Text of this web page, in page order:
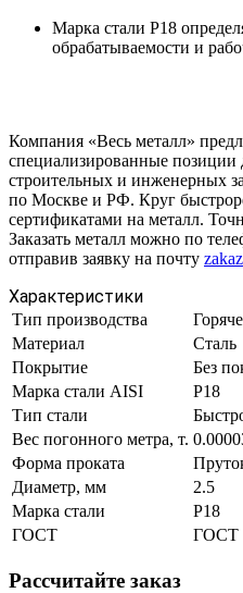
Марка стали Р18
обрабатываемости и
Компания «Весь металл»
специализированные позиции
строительных и инженерных
по Москве и РФ. Круг
сертификатами на металл.
Заказать металл можно по
отправив заявку на почту
Характеристики
Тип производства
Материал
Сталь
Покрытие
Без
Марка стали AISI
Р18
Тип стали
Вес погонного метра, т.
Форма проката
Диаметр, мм
2.5
Марка стали
Р18
ГОСТ
ГОСТ
Рассчитайте заказ